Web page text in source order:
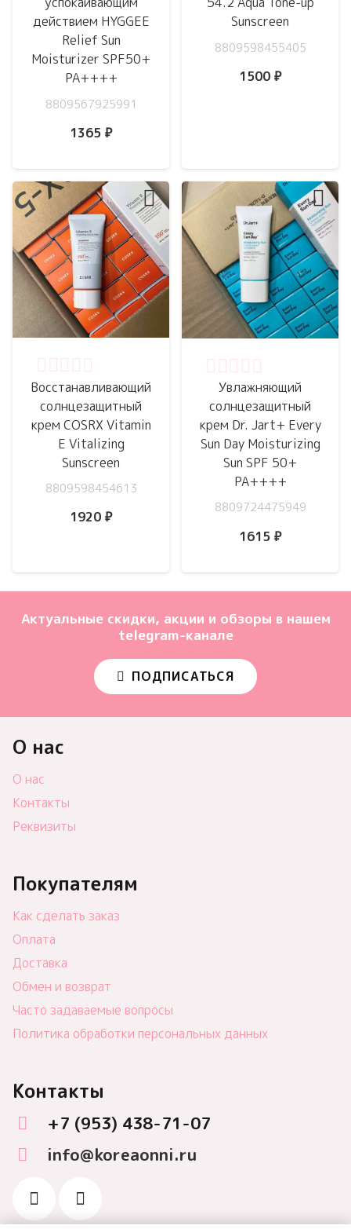
действием HYGGEE
Relief Sun
Moisturizer SPF50+
PA++++
8809567925991
1365 ₽
Sunscreen
8809598455405
1500 ₽
Восстанавливающий
солнцезащитный
крем COSRX Vitamin
E Vitalizing
Sunscreen
8809598454613
1920 ₽
Увлажняющий
солнцезащитный
крем Dr. Jart+ Every
Sun Day Moisturizing
Sun SPF 50+
PA++++
8809724475949
1615 ₽
Актуальные скидки, акции и обзоры в нашем
telegram-канале
ПОДПИСАТЬСЯ
О нас
О нас
Контакты
Реквизиты
Покупателям
Как сделать заказ
Оплата
Доставка
Обмен и возврат
Часто задаваемые вопросы
Политика обработки персональных данных
Контакты
+7 (953) 438-71-07
info@koreaonni.ru